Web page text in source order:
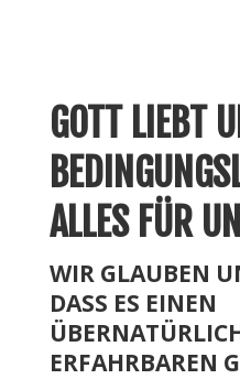
GOTT LIEBT
ALLES FÜR
WIR GLAUBEN
DASS ES EINEN
ERFAHRBAREN